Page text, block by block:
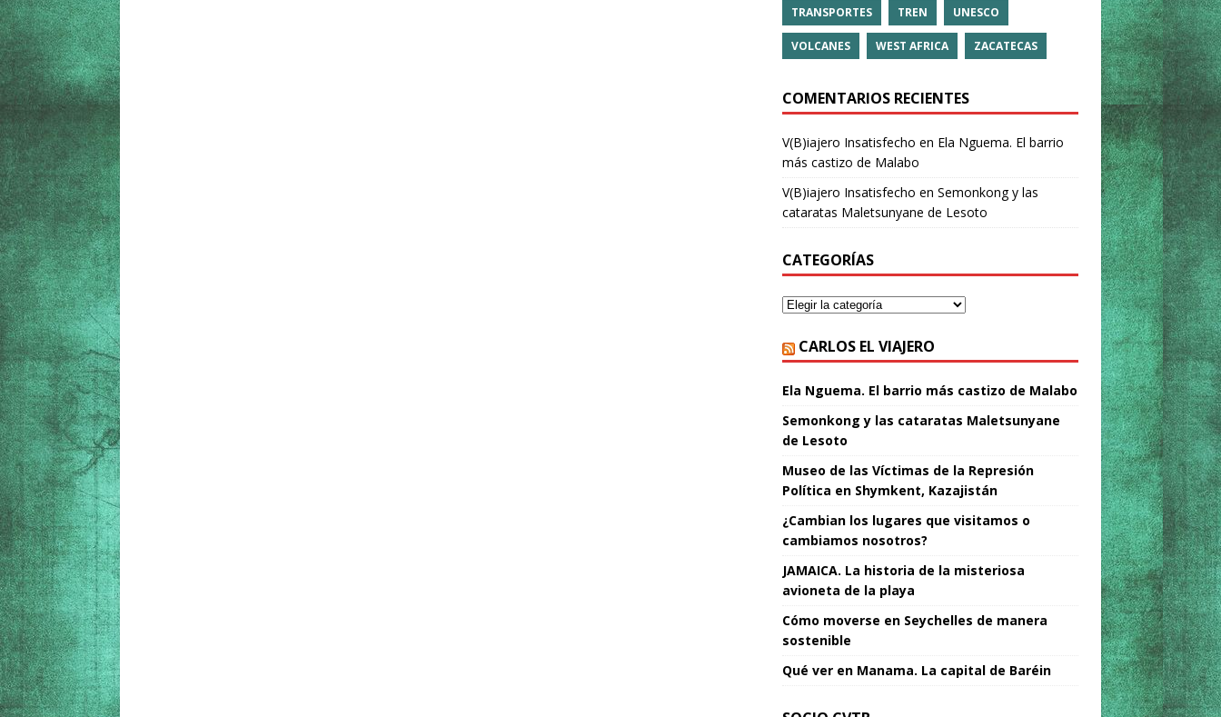
TRANSPORTES TREN UNESCO
VOLCANES WEST AFRICA ZACATECAS
COMENTARIOS RECIENTES
V(B)iajero Insatisfecho en Ela Nguema. El barrio
más castizo de Malabo
V(B)iajero Insatisfecho en Semonkong y las
cataratas Maletsunyane de Lesoto
CATEGORÍAS
CARLOS EL VIAJERO
Ela Nguema. El barrio más castizo de Malabo
Semonkong y las cataratas Maletsunyane
de Lesoto
Museo de las Víctimas de la Represión
Política en Shymkent, Kazajistán
¿Cambian los lugares que visitamos o
cambiamos nosotros?
JAMAICA. La historia de la misteriosa
avioneta de la playa
Cómo moverse en Seychelles de manera
sostenible
Qué ver en Manama. La capital de Baréin